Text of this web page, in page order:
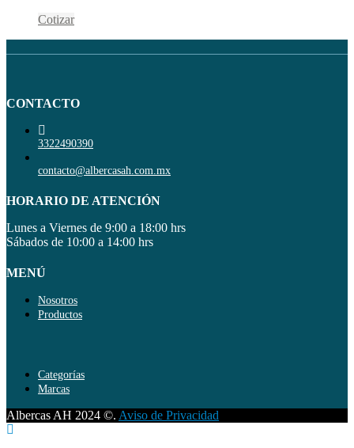
Cotizar
CONTACTO
3322490390
contacto@albercasah.com.mx
HORARIO DE ATENCIÓN
Lunes a Viernes de 9:00 a 18:00 hrs
Sábados de 10:00 a 14:00 hrs
MENÚ
Nosotros
Productos
Categorías
Marcas
Albercas AH 2024 ©. Aviso de Privacidad